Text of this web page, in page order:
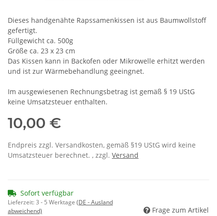
Dieses handgenähte Rapssamenkissen ist aus Baumwollstoff
gefertigt.
Füllgewicht ca. 500g
Größe ca. 23 x 23 cm
Das Kissen kann in Backofen oder Mikrowelle erhitzt werden
und ist zur Wärmebehandlung geeingnet.
Im ausgewiesenen Rechnungsbetrag ist gemäß § 19 UStG
keine Umsatzsteuer enthalten.
10,00 €
Endpreis zzgl. Versandkosten, gemäß §19 UStG wird keine
Umsatzsteuer berechnet. , zzgl. Versand
Sofort verfügbar
Lieferzeit:3 - 5 Werktage (DE - Ausland
abweichend)
Frage zum Artikel